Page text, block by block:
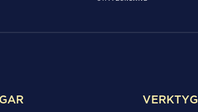
VERKTYG